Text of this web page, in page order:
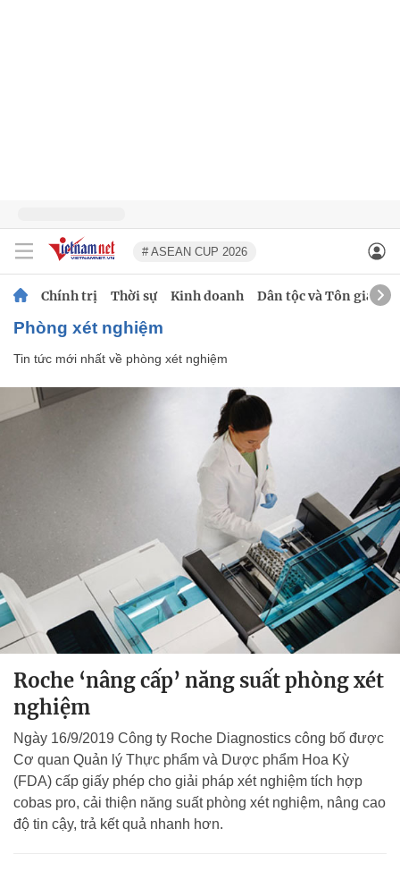
# ASEAN CUP 2026
Chính trị Thời sự Kinh doanh Dân tộc và Tôn giáo
phòng xét nghiệm
Tin tức mới nhất về phòng xét nghiệm
Roche ‘nâng cấp’ năng suất phòng xét
nghiệm
Ngày 16/9/2019 Công ty Roche Diagnostics công bố được
Cơ quan Quản lý Thực phẩm và Dược phẩm Hoa Kỳ
(FDA) cấp giấy phép cho giải pháp xét nghiệm tích hợp
cobas pro, cải thiện năng suất phòng xét nghiệm, nâng cao
độ tin cậy, trả kết quả nhanh hơn.